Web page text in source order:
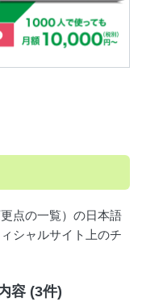
点の一覧）の日本語
シャルサイト上のチ
容 (3件)